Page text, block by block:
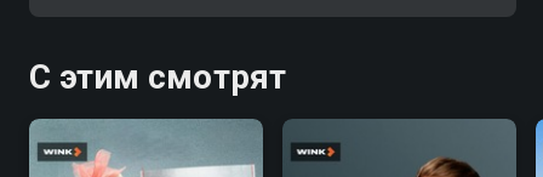
С этим смотрят